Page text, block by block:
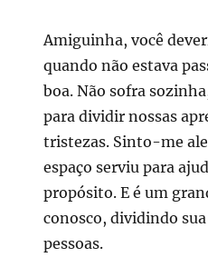
Amiguinha, você
quando não estava
boa. Não sofra
para dividir nossas
tristezas. Sinto-me
espaço serviu para
propósito. E é um
conosco, dividindo
pessoas.